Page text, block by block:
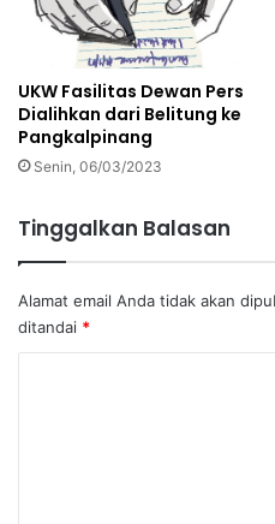
UKW Fasilitas Dewan Pers
Dialihkan dari Belitung ke
Pangkalpinang
Senin, 06/03/2023
Tinggalkan Balasan
Alamat email Anda tidak akan
ditandai *